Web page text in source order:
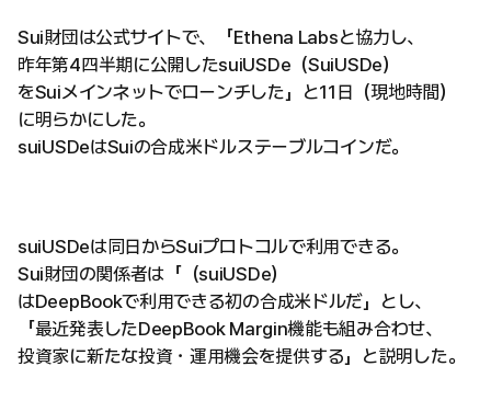
Sui財団は公式サイトで、「Ethena Labsと協力し、
昨年第4四半期に公開したsuiUSDe（SuiUSDe）
をSuiメインネットでローンチした」と11日（現地時間）
に明らかにした。
suiUSDeはSuiの合成米ドルステーブルコインだ。
suiUSDeは同日からSuiプロトコルで利用できる。
Sui財団の関係者は「（suiUSDe）
はDeepBookで利用できる初の合成米ドルだ」とし、
「最近発表したDeepBook Margin機能も組み合わせ、
投資家に新たな投資・運用機会を提供する」と説明した。